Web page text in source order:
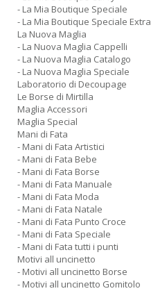
- La Mia Boutique Speciale
- La Mia Boutique Speciale Extra
La Nuova Maglia
- La Nuova Maglia Cappelli
- La Nuova Maglia Catalogo
- La Nuova Maglia Speciale
Laboratorio di Decoupage
Le Borse di Mirtilla
Maglia Accessori
Maglia Special
Mani di Fata
- Mani di Fata Artistici
- Mani di Fata Bebe
- Mani di Fata Borse
- Mani di Fata Manuale
- Mani di Fata Moda
- Mani di Fata Natale
- Mani di Fata Punto Croce
- Mani di Fata Speciale
- Mani di Fata tutti i punti
Motivi all uncinetto
- Motivi all uncinetto Borse
- Motivi all uncinetto Gomitolo